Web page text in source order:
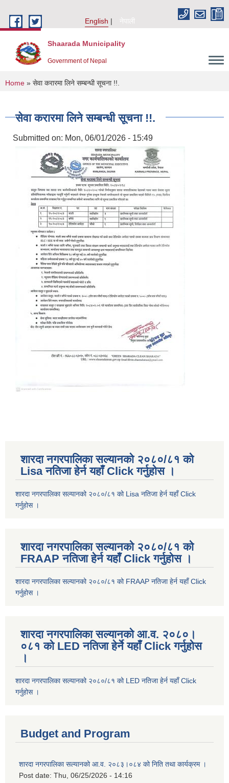
English
नेपाली
Shaarada Municipality
Government of Nepal
You are here
Home » सेवा करारमा लिने सम्बन्धी सूचना !!.
सेवा करारमा लिने सम्बन्धी सूचना !!.
Submitted on: Mon, 06/01/2026 - 15:49
शारदा नगरपालिका सल्यानको २०८०/८१ को
Lisa नतिजा हेर्न यहाँ Click गर्नुहोस ।
शारदा नगरपालिका सल्यानको २०८०/८१ को Lisa नतिजा हेर्न यहाँ Click
गर्नुहोस ।
शारदा नगरपालिका सल्यानको २०८०/८१ को
FRAAP नतिजा हेर्न यहाँ Click गर्नुहोस ।
शारदा नगरपालिका सल्यानको २०८०/८१ को FRAAP नतिजा हेर्न यहाँ Click
गर्नुहोस ।
शारदा नगरपालिका सल्यानको आ.व. २०८०।
०८१ को LED नतिजा हेर्ने यहाँ Click गर्नुहोस
।
शारदा नगरपालिका सल्यानको २०८०/८१ को LED नतिजा हेर्न यहाँ Click
गर्नुहोस ।
Budget and Program
शारदा नगरपालिका सल्यानको आ.व. २०८३।०८४ को निति तथा कार्यक्रम ।
Post date: Thu, 06/25/2026 - 14:16